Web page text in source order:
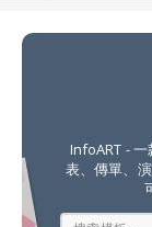
InfoART -
表、傳單、